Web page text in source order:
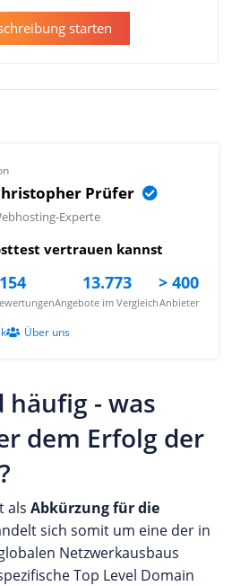
starten
Prüfer
Experte
vertrauen kannst
13.773
Angebote im Vergleich
> 400
Anbieter
Über uns
häufig - was
dem Erfolg der
als Abkürzung für die
sich somit um eine der in
Netzwerkausbaus
Top Level Domain